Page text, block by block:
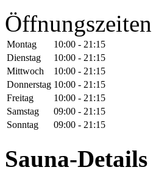
Öffnungszeiten
Montag
10:00 - 21:15
Dienstag
10:00 - 21:15
Mittwoch
10:00 - 21:15
Donnerstag 10:00 - 21:15
Freitag
10:00 - 21:15
Samstag
09:00 - 21:15
Sonntag
09:00 - 21:15
Sauna-Details